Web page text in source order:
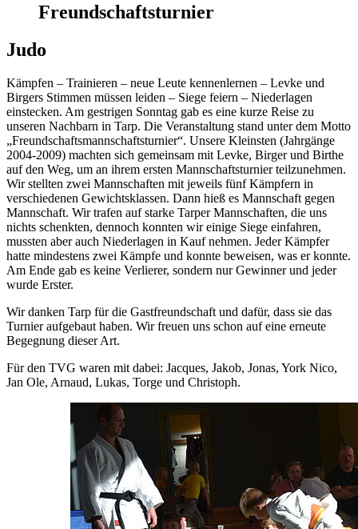
Freundschaftsturnier
Judo
Kämpfen – Trainieren – neue Leute kennenlernen – Levke und
Birgers Stimmen müssen leiden – Siege feiern – Niederlagen
einstecken. Am gestrigen Sonntag gab es eine kurze Reise zu
unseren Nachbarn in Tarp. Die Veranstaltung stand unter dem Motto
„Freundschaftsmannschaftsturnier“. Unsere Kleinsten (Jahrgänge
2004-2009) machten sich gemeinsam mit Levke, Birger und Birthe
auf den Weg, um an ihrem ersten Mannschaftsturnier teilzunehmen.
Wir stellten zwei Mannschaften mit jeweils fünf Kämpfern in
verschiedenen Gewichtsklassen. Dann hieß es Mannschaft gegen
Mannschaft. Wir trafen auf starke Tarper Mannschaften, die uns
nichts schenkten, dennoch konnten wir einige Siege einfahren,
mussten aber auch Niederlagen in Kauf nehmen. Jeder Kämpfer
hatte mindestens zwei Kämpfe und konnte beweisen, was er konnte.
Am Ende gab es keine Verlierer, sondern nur Gewinner und jeder
wurde Erster.
Wir danken Tarp für die Gastfreundschaft und dafür, dass sie das
Turnier aufgebaut haben. Wir freuen uns schon auf eine erneute
Begegnung dieser Art.
Für den TVG waren mit dabei: Jacques, Jakob, Jonas, York Nico,
Jan Ole, Arnaud, Lukas, Torge und Christoph.